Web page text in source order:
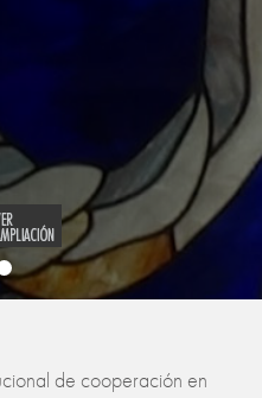
de cooperación en